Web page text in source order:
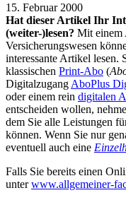
15. Februar 2000
Hat dieser Artikel Ihr
(weiter-)lesen? Mit einem
Versicherungswesen
interessante Artikel lesen.
klassischen Print-Abo (
Digitalzugang AboPlus
oder einem rein digitalen
entscheiden wollen,
dem Sie alle Leistungen
können. Wenn Sie nur
eventuell auch eine
Falls Sie bereits einen
unterwww.allgemeiner-